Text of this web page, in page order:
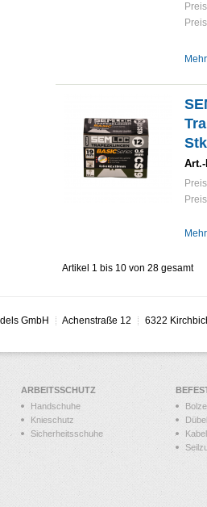
Art.-
Artikel 1 bis 10 von 28 gesamt
GmbH Achenstraße 12 6322
ARBEITSSCHUTZ
Handschuhe
Knieschutz
Sicherheitsschuhe
Dübel